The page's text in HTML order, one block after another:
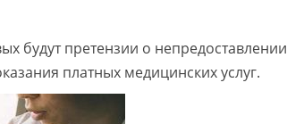
будут претензии о непредоставлении
платных медицинских услуг.